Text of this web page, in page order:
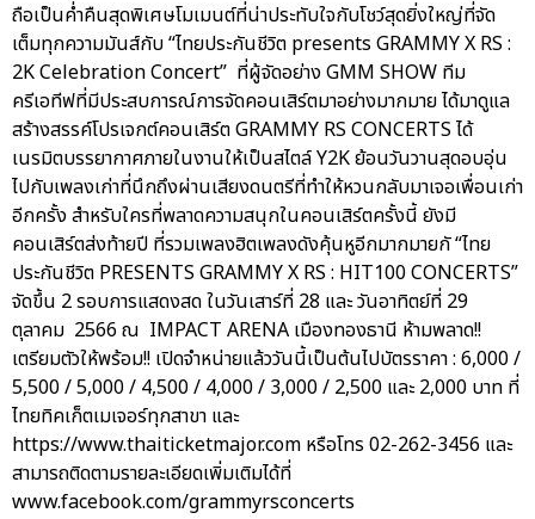
ถือเป็นค่ำคืนสุดพิเศษโมเมนต์ที่น่าประทับใจกับโชว์สุดยิ่งใหญ่ที่จัด
เต็มทุกความมันส์กับ “ไทยประกันชีวิต presents GRAMMY X RS :
2K Celebration Concert” ที่ผู้จัดอย่าง GMM SHOW ทีม
ครีเอทีฟที่มีประสบการณ์การจัดคอนเสิร์ตมาอย่างมากมาย ได้มาดูแล
สร้างสรรค์โปรเจกต์คอนเสิร์ต GRAMMY RS CONCERTS ได้
เนรมิตบรรยากาศภายในงานให้เป็นสไตล์ Y2K ย้อนวันวานสุดอบอุ่น
ไปกับเพลงเก่าที่นึกถึงผ่านเสียงดนตรีที่ทำให้หวนกลับมาเจอเพื่อนเก่า
อีกครั้ง สำหรับใครที่พลาดความสนุกในคอนเสิร์ตครั้งนี้ ยังมี
คอนเสิร์ตส่งท้ายปี ที่รวมเพลงฮิตเพลงดังคุ้นหูอีกมากมายกั “ไทย
ประกันชีวิต PRESENTS GRAMMY X RS : HIT100 CONCERTS”
จัดขึ้น 2 รอบการแสดงสด ในวันเสาร์ที่ 28 และ วันอาทิตย์ที่ 29
ตุลาคม 2566 ณ IMPACT ARENA เมืองทองธานี ห้ามพลาด!!
เตรียมตัวให้พร้อม!! เปิดจำหน่ายแล้ววันนี้เป็นต้นไปบัตรราคา : 6,000 /
5,500 / 5,000 / 4,500 / 4,000 / 3,000 / 2,500 และ 2,000 บาท ที่
ไทยทิคเก็ตเมเจอร์ทุกสาขา และ
https://www.thaiticketmajor.com หรือโทร 02-262-3456 และ
สามารถติดตามรายละเอียดเพิ่มเติมได้ที่
www.facebook.com/grammyrsconcerts